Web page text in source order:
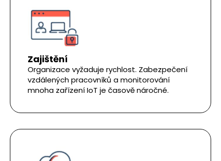
Zajištění
Organizace vyžaduje rychlost. Zabezpečení
vzdálených pracovníků a monitorování
mnoha zařízení IoT je časově náročné.